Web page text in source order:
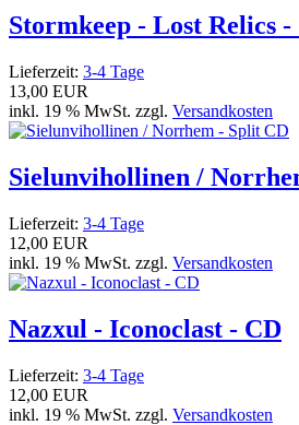
Stormkeep - Lost Relics -
Lieferzeit: 3-4 Tage
13,00 EUR
inkl. 19 % MwSt. zzgl. Versandkosten
Sielunvihollinen /
Lieferzeit: 3-4 Tage
12,00 EUR
inkl. 19 % MwSt. zzgl. Versandkosten
Nazxul - Iconoclast - CD
Lieferzeit: 3-4 Tage
12,00 EUR
inkl. 19 % MwSt. zzgl. Versandkosten